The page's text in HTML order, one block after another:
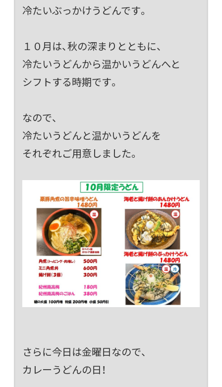
冷たいぶっかけうどんです。
１０月は、秋の深まりとともに、
冷たいうどんから温かいうどんへと
シフトする時期です。
なので、
冷たいうどんと温かいうどんを
それぞれご用意しました。
さらに今日は金曜日なので、
カレーうどんの日！